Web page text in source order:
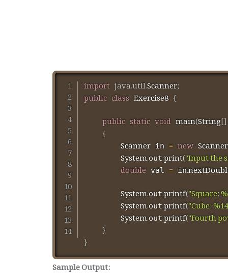
import java.util.Scanner;
public class Exercise8 {
public static void main(String[]
{
Scanner in = new Scanner
System.out.print("Input the
double val = in.
System.out.printf("Square:
System.out.printf("Cube:
System.out.printf("Fourth
}
}
Sample Output: